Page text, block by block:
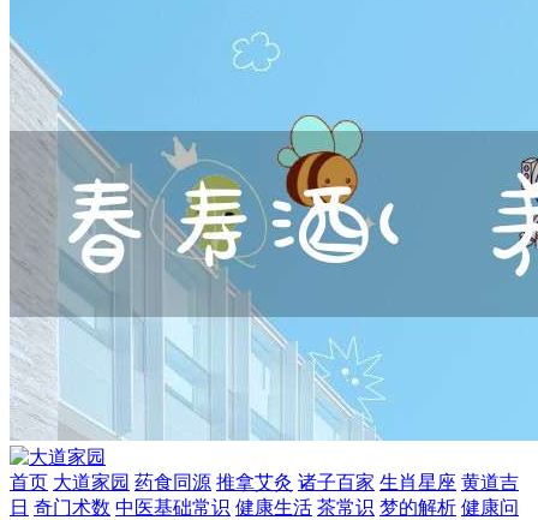
首页 大道家园 药食同源 推拿艾灸 诸子百家 生肖星座 黄道吉
日 奇门术数 中医基础常识 健康生活 茶常识 梦的解析 健康问